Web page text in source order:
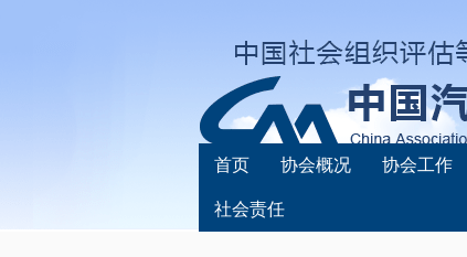
首页 协会概况 协会工作
社会责任